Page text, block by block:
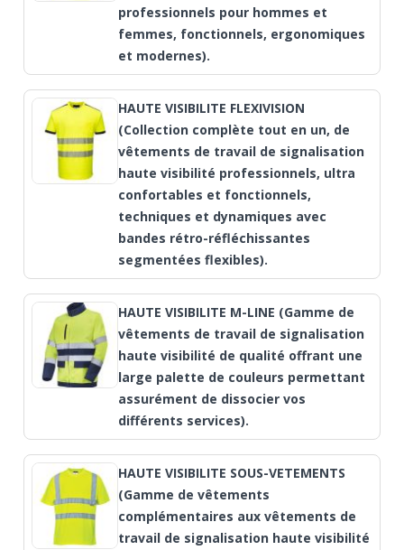
professionnels pour hommes et
femmes, fonctionnels, ergonomiques
et modernes).
HAUTE VISIBILITE FLEXIVISION
(Collection complète tout en un, de
vêtements de travail de signalisation
haute visibilité professionnels, ultra
confortables et fonctionnels,
techniques et dynamiques avec
bandes rétro-réfléchissantes
segmentées flexibles).
HAUTE VISIBILITE M-LINE (Gamme de
vêtements de travail de signalisation
haute visibilité de qualité offrant une
large palette de couleurs permettant
assurément de dissocier vos
différents services).
HAUTE VISIBILITE SOUS-VETEMENTS
(Gamme de vêtements
complémentaires aux vêtements de
travail de signalisation haute visibilité